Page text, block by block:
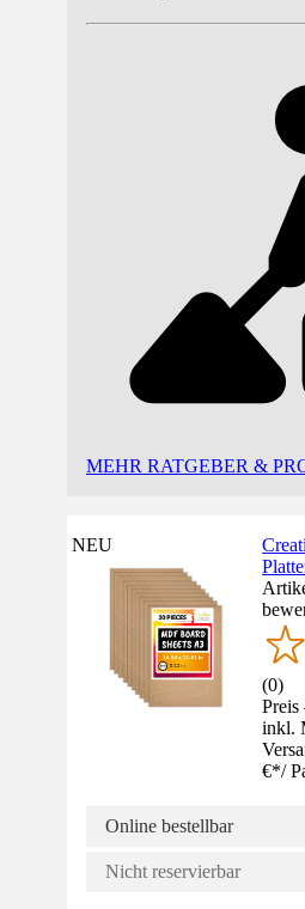
MEHR RATGEBER &
NEU
(0)
inkl.
€*/
Online bestellbar
Nicht reservierbar